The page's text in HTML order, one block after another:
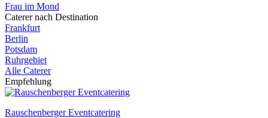
Frau im Mond
Caterer nach Destination
Frankfurt
Berlin
Potsdam
Ruhrgebiet
Alle Caterer
Empfehlung
Rauschenberger Eventcatering